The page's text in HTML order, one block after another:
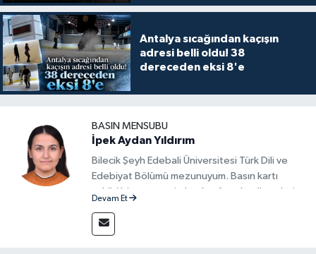
Antalya sıcağından kaçışın
adresi belli oldu! 38
dereceden eksi 8'e
BASIN MENSUBU
İpek Aydan Yıldırım
Bilecik Şeyh Edebali Üniversitesi Türk Dili ve
Edebiyat Bölümü mezunuyum. Basın kartı
sahibi bir gazeteci olarak, güncel gelişmeleri
güvenilir ve tarafsız bilgilerle buluşturmayı
amaçlıyorum. Habercilik anlayışımda etik
Devam Et